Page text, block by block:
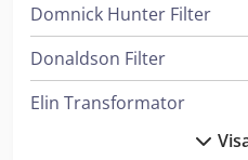
Domnick Hunter Filter
Donaldson Filter
Elin Transformator
Haver & Boecker System